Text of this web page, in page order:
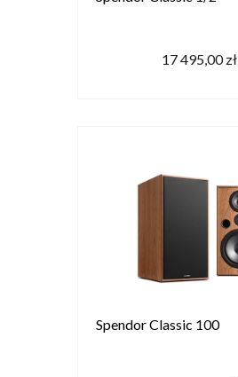
17 495,00 zł
Spendor Classic 100